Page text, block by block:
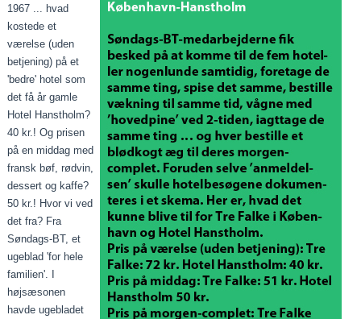
1967 ... hvad
kostede et
værelse (uden
betjening) på et
'bedre' hotel som
det få år gamle
Hotel Hanstholm?
40 kr.! Og prisen
på en middag med
fransk bøf, rødvin,
dessert og kaffe?
50 kr.! Hvor vi ved
det fra? Fra
Søndags-BT, et
ugeblad 'for hele
familien'. I
højsæsonen
havde ugebladet